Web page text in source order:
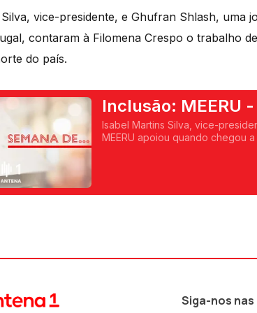
vice-presidente, e Ghufran Shlash, uma
contaram à Filomena Crespo o trabalho
do país.
Inclusão: MEERU
com refugiados
Isabel Martins Silva, vice-
MEERU apoiou quando chegou
Siga-nos